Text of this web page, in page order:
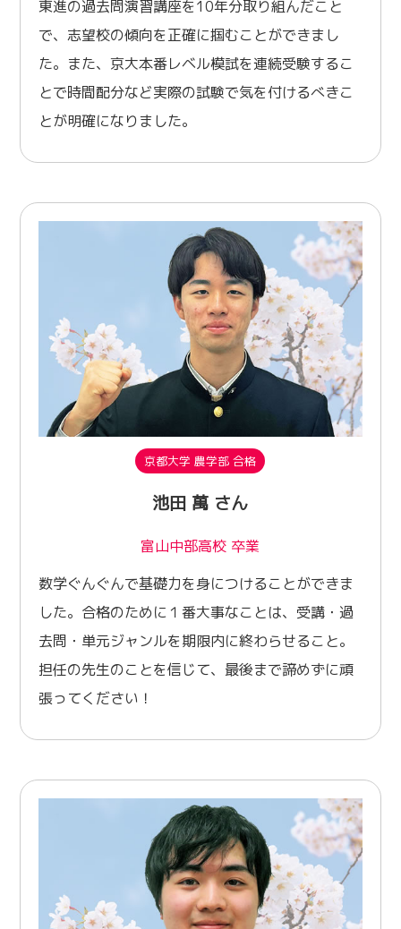
東進の過去問演習講座を10年分取り組んだこと
で、志望校の傾向を正確に掴むことができまし
た。また、京大本番レベル模試を連続受験するこ
とで時間配分など実際の試験で気を付けるべきこ
とが明確になりました。
京都大学 農学部 合格
池田 萬 さん
富山中部高校 卒業
数学ぐんぐんで基礎力を身につけることができま
した。合格のために１番大事なことは、受講・過
去問・単元ジャンルを期限内に終わらせること。
担任の先生のことを信じて、最後まで諦めずに頑
張ってください！